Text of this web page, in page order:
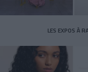
LES EXPOS À